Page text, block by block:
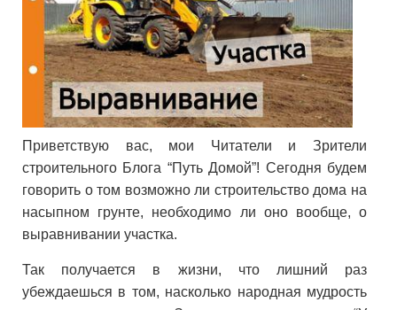
Приветствую вас, мои Читатели и Зрители
строительного Блога “Путь Домой”! Сегодня будем
говорить о том возможно ли строительство дома на
насыпном грунте, необходимо ли оно вообще, о
выравнивании участка.
Так получается в жизни, что лишний раз
убеждаешься в том, насколько народная мудрость